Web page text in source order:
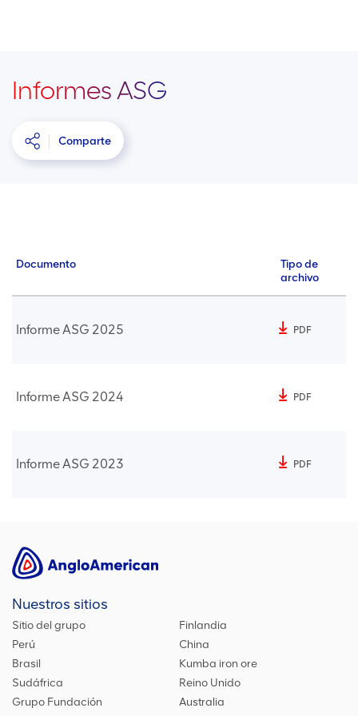
Informes ASG
Comparte
Documento
Tipo de
archivo
Informe ASG 2025 PDF
Informe ASG 2024 PDF
Informe ASG 2023 PDF
Nuestros sitios
Sitio del grupo
Finlandia
Perú
China
Brasil
Kumba iron ore
Sudáfrica
Reino Unido
Grupo Fundación
Australia